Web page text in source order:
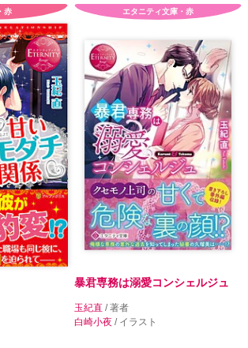
赤 エタニティ文庫・赤
暴君専務は溺愛コンシェルジュ
玉紀直 / 著者
白崎小夜 / イラスト